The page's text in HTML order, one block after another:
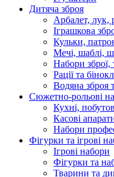
Дитяча зброя
Арбалет, лук,
Іграшкова
Кульки,
Мечі, шаблі,
Набори зброї,
Рації та
Водяна зброя
Сюжетно-рольові
Кухні,
Касові
Набори
Фігурки та ігрові
Ігрові набори
Фігурки та
Тварини та